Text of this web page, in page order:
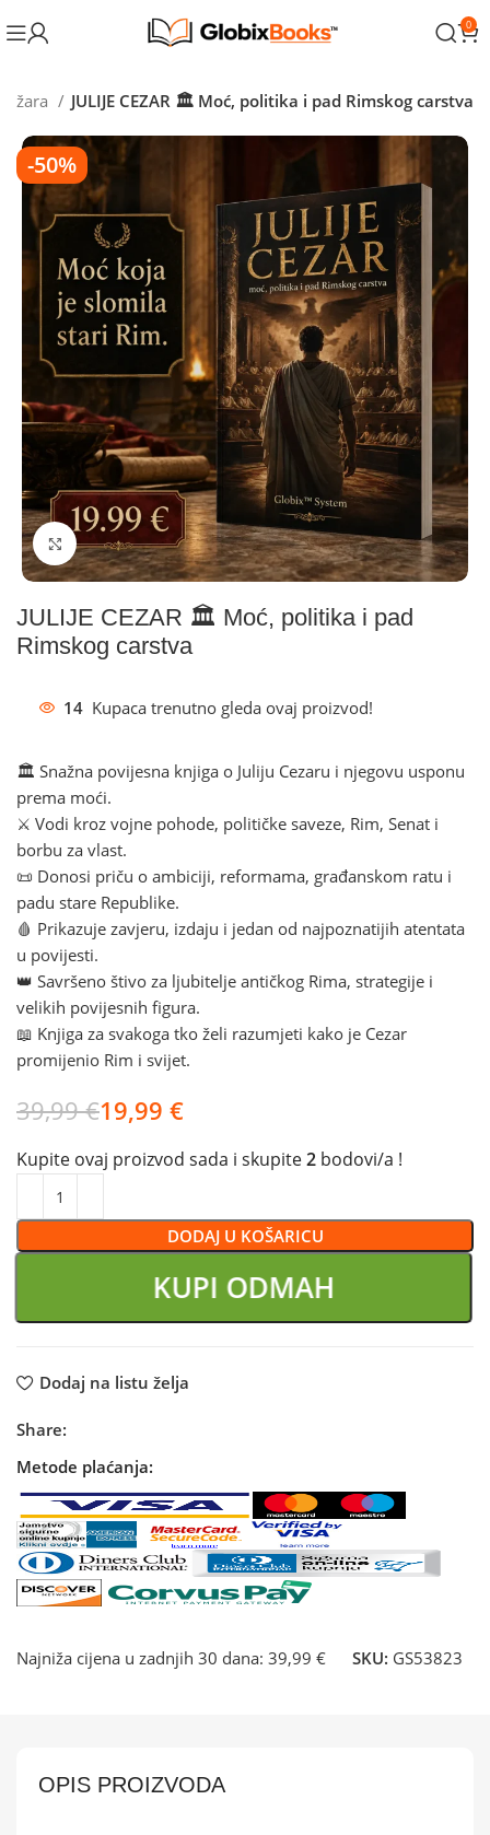
0
JULIJE CEZAR 🏛️ Moć, politika i pad Rimskog carstva
-50%
Klikni za povećanje
JULIJE CEZAR 🏛️ Moć, politika i pad
Rimskog carstva
14 Kupaca trenutno gleda ovaj proizvod!
🏛️ Snažna povijesna knjiga o Juliju Cezaru i njegovu usponu
prema moći.
⚔️ Vodi kroz vojne pohode, političke saveze, Rim, Senat i
borbu za vlast.
📜 Donosi priču o ambiciji, reformama, građanskom ratu i
padu stare Republike.
🩸 Prikazuje zavjeru, izdaju i jedan od najpoznatijih atentata
u povijesti.
👑 Savršeno štivo za ljubitelje antičkog Rima, strategije i
velikih povijesnih figura.
📖 Knjiga za svakoga tko želi razumjeti kako je Cezar
promijenio Rim i svijet.
39,99€19,99 €
Kupite ovaj proizvod sada i skupite2 bodovi/a !
DODAJ U KOŠARICU
KUPI ODMAH
Dodaj na listu želja
Share:
Metode plaćanja:
Najniža cijena u zadnjih 30 dana: 39,99 € SKU: GS53823
OPIS PROIZVODA